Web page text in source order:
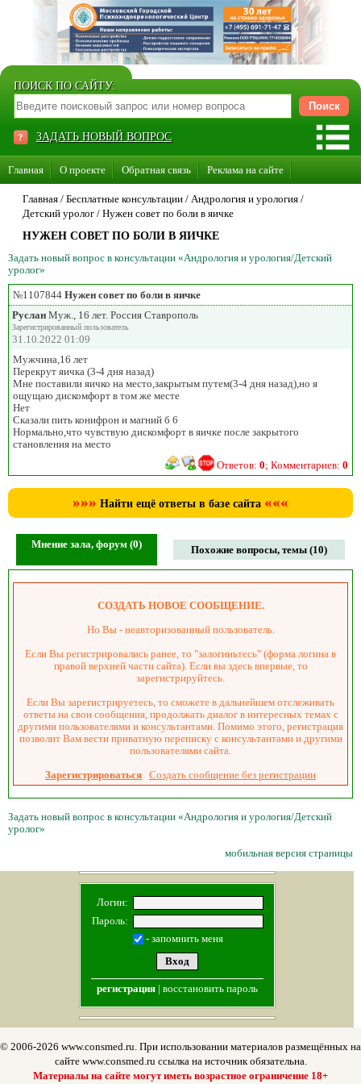
ПОИСК ПО САЙТУ:
ЗАДАТЬ НОВЫЙ ВОПРОС
Главная О проекте Обратная связь Реклама на сайте
Стать консультантом нашего сайта
Главная / Бесплатные консультации / Андрология и урология /
Детский уролог / Нужен совет по боли в яичке
НУЖЕН СОВЕТ ПО БОЛИ В ЯИЧКЕ
Задать новый вопрос в консультации «Андрология и урология/Детский
уролог»
№1107844 Нужен совет по боли в яичке
Руслан Муж., 16 лет. Россия Ставрополь
Зарегистрированный пользователь
31.10.2022 01:09
Мужчина,16 лет
Перекрут яичка (3-4 дня назад)
Мне поставили яичко на место,закрытым путем(3-4 дня назад),но я
ощущаю дискомфорт в том же месте
Нет
Сказали пить конифрон и магний б 6
Нормально,что чувствую дискомфорт в яичке после закрытого
становления на место
Ответов: 0; Комментариев: 0
»»» Найти ещё ответы в базе сайта «««
Мнение зала, форум (0) Похожие вопросы, темы (10)
СОЗДАТЬ НОВОЕ СООБЩЕНИЕ.
Но Вы - неавторизованный пользователь.
Если Вы регистрировались ранее, то "залогиньтесь" (форма логина в
правой верхней части сайта). Если вы здесь впервые, то
зарегистрируйтесь.
Если Вы зарегистрируетесь, то сможете в дальнейшем отслеживать
ответы на свои сообщения, продолжать диалог в интересных темах с
другими пользователями и консультантами. Помимо этого, регистрация
позволит Вам вести приватную переписку с консультантами и другими
пользователями сайта.
Зарегистрироваться Создать сообщение без регистрации
Задать новый вопрос в консультации «Андрология и урология/Детский
уролог»
мобильная версия страницы
Логин:
Пароль:
- запомнить меня
регистрация| восстановить пароль
© 2006-2026 www.consmed.ru. При использовании материалов размещённых на
сайте www.consmed.ru ссылка на источник обязательна.
Материалы на сайте могут иметь возрастное ограничение 18+